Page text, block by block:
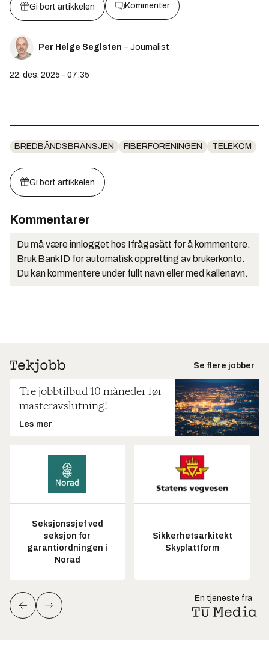
Gi bort artikkelen Kommenter
Per Helge Seglsten – Journalist
22. des. 2025 - 07:35
BREDBÅNDSBRANSJEN FIBERFORENINGEN TELEKOM
Gi bort artikkelen
Kommentarer
Du må være innlogget hos Ifrågasätt for å kommentere.
Bruk BankID for automatisk oppretting av brukerkonto.
Du kan kommentere under fullt navn eller med kallenavn.
Se flere jobber
Tre jobbtilbud 10 måneder før
masteravslutning!
Les mer
Seksjonssjef ved
seksjon for
garantiordningen i
Norad
Sikkerhetsarkitekt
Skyplattform
En tjeneste fra